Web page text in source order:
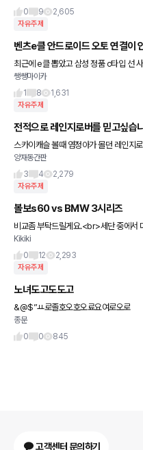
0
9 2,605
자유주제
벤츠e클 안드로이드 오토 연결이
최근에 e클 뽑았고 삼성 정품 c타입 선 사가지고 연결했
럭시로 못하더라구요. 이거 어떻게 해야되는지 아시는분 계세요?? 딜러도 잘 모르더라구
요ㅜㅜ
쌩쌩마이카
1
8 1,631
자유주제
전적으로 레인지로버를 믿고싶
스카이캐슬 볼때 염정아가 몰던 레인지
에 로고가 핵간나서 첫 드림카였는데 1억
는 무리데쓰... 하디만 꿈은 누구나 한번쯤
양재동간판
3
4 2,279
자유주제
볼보s60 vs BMW 3시리즈
비교좀 부탁드릴게요.<br>세단 중에서
는 않아서 대기기간은 상관없습니다.
Kikiki
0
12 2,293
자유주제
노녀도고도도고
&@$”ㅛ로졸호오호오료요여로오로
종문
0
0 845
고객센터 문의하기